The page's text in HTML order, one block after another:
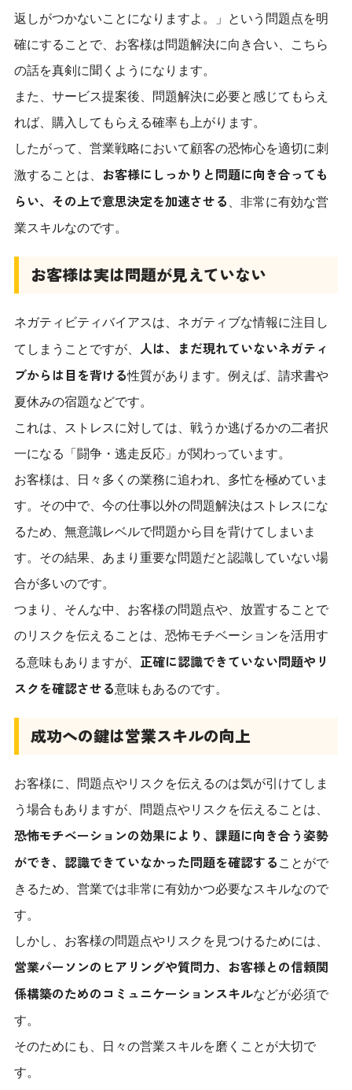
返しがつかないことになりますよ。」という問題点を明
確にすることで、お客様は問題解決に向き合い、こちら
の話を真剣に聞くようになります。
また、サービス提案後、問題解決に必要と感じてもらえ
れば、購入してもらえる確率も上がります。
したがって、営業戦略において顧客の恐怖心を適切に刺
激することは、 お客様にしっかりと問題に向き合っても
らい、その上で意思決定を加速させる
、非常に有効な営
業スキルなのです。
お客様は実は問題が見えていない
ネガティビティバイアスは、ネガティブな情報に注目し
てしまうことですが、 人は、まだ現れていないネガティ
ブからは目を背ける性質があります。例えば、請求書や
夏休みの宿題などです。
これは、ストレスに対しては、戦うか逃げるかの二者択
一になる「闘争・逃走反応」が関わっています。
お客様は、日々多くの業務に追われ、多忙を極めていま
す。その中で、今の仕事以外の問題解決はストレスにな
るため、無意識レベルで問題から目を背けてしまいま
す。その結果、あまり重要な問題だと認識していない場
合が多いのです。
つまり、そんな中、お客様の問題点や、放置することで
のリスクを伝えることは、恐怖モチベーションを活用す
る意味もありますが、 正確に認識できていない問題やリ
スクを確認させる意味もあるのです。
成功への鍵は営業スキルの向上
お客様に、問題点やリスクを伝えるのは気が引けてしま
う場合もありますが、問題点やリスクを伝えることは、
恐怖モチベーションの効果により、課題に向き合う姿勢
ができ、認識できていなかった問題を確認する ことがで
きるため、営業では非常に有効かつ必要なスキルなので
す。
しかし、お客様の問題点やリスクを見つけるためには、
営業パーソンのヒアリングや質問力、お客様との信頼関
係構築のためのコミュニケーションスキルなどが必須で
す。
そのためにも、日々の営業スキルを磨くことが大切で
す。